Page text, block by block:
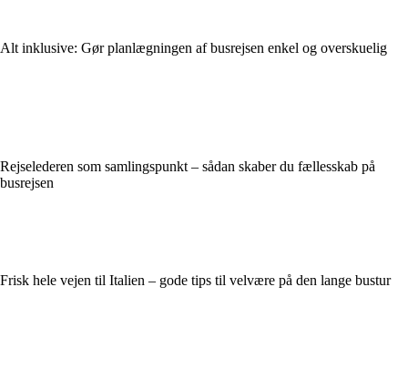
Alt inklusive: Gør planlægningen af busrejsen enkel og overskuelig
Rejselederen som samlingspunkt – sådan skaber du fællesskab på
busrejsen
Frisk hele vejen til Italien – gode tips til velvære på den lange bustur